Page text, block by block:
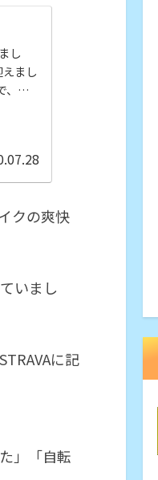
し
まし
、自
積極
クの爽快
いまし
に記
」「自転